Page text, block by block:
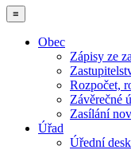
≡
Obec
Zápisy ze
Rozpočet,
Závěrečné
Zasílání
Úřad
Úřední